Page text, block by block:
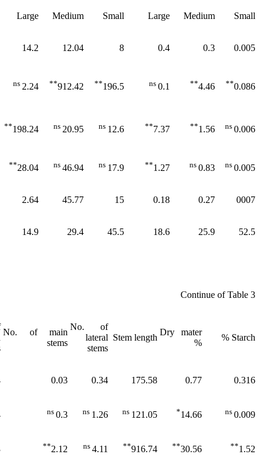
Small
Medium
Large
Small
Medium
Large
0.005
0.3
0.4
8
12.04
14.2
0.086
**
4.46
**
0.1
196.5
**
912.42
**
2.24
0.006
1.56
**
7.37
**
12.6
20.95
198.24
**
0.005
0.83
1.27
**
17.9
46.94
28.04
**
0007
0.27
0.18
15
45.77
2.64
52.5
25.9
18.6
45.5
29.4
14.9
Continue of Table 3
Starch %
Dry mater
%
Stem length
No. of
lateral
stems
No. of main
stems
0.316
0.77
175.58
0.34
0.03
0.009
14.66
*
121.05
1.26
0.3
1.52
**
30.56
**
916.74
**
4.11
2.12
**